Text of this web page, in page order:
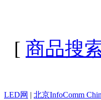
[ 商品搜
LED网 北京InfoComm